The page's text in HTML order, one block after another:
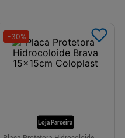
Loja Parceira
-30%